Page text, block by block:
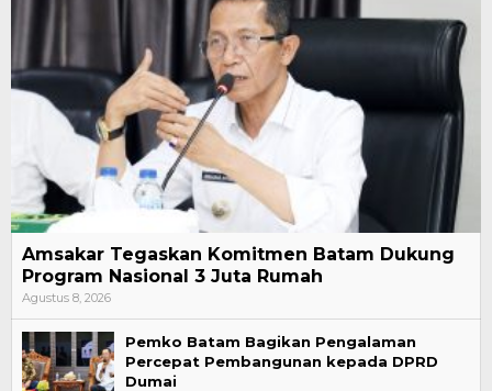
Amsakar Tegaskan Komitmen Batam Dukung
Program Nasional 3 Juta Rumah
Agustus 8, 2026
Pemko Batam Bagikan Pengalaman
Percepat Pembangunan kepada DPRD
Dumai